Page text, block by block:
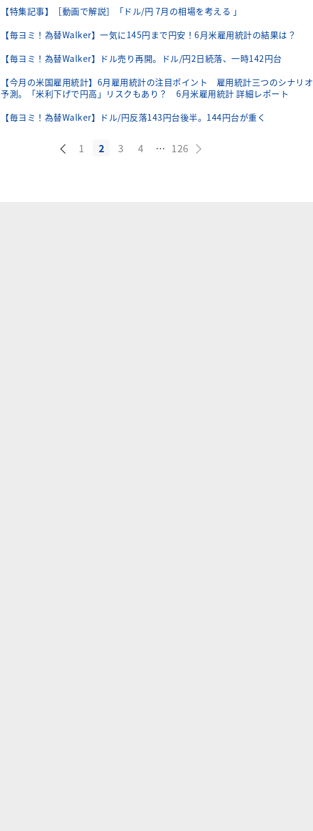
【特集記事】［動画で解説］「ドル/円 7月の相場を考える 」
【毎ヨミ！為替Walker】一気に145円まで円安！6月米雇用統計の結果は？
【毎ヨミ！為替Walker】ドル売り再開。ドル/円2日続落、一時142円台
【今月の米国雇用統計】6月雇用統計の注目ポイント 雇用統計三つのシナリオ
予測。「米利下げで円高」リスクもあり？ 6月米雇用統計 詳細レポート
【毎ヨミ！為替Walker】ドル/円反落143円台後半。144円台が重く
1 2 3 4 … 126